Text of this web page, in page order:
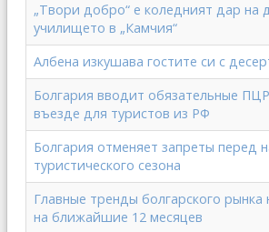
„Твори добро“ е коледният дар на
училището в „Камчия“
Албена изкушава гостите си с
Болгария вводит обязательные
въезде для туристов из РФ
Болгария отменяет запреты перед
туристического сезона
Главные тренды болгарского
на ближайшие 12 месяцев